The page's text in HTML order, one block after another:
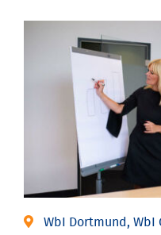
WbI Dortmund, WbI